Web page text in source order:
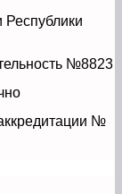
Республики
№8823
№